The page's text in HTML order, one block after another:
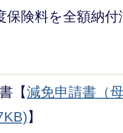
保険料を全額納
【減免申請書（
】